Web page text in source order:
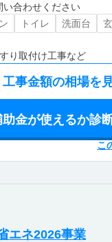
い合わせください
トイレ 洗面台
り取付け工事など
工事金額の相場を
助金が使えるか診
こ
エネ2026事業